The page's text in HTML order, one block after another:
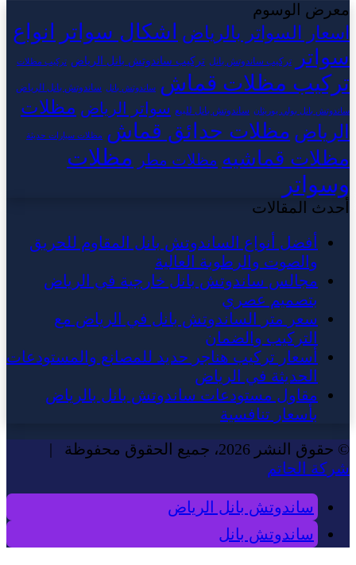
معرض الوسوم
اسعار السواتر بالرياض اشكال سواتر
انواع
سواتر
تركيب ساندوتش بانل تركيب ساندوتش بانل الرياض تركيب مظلات
تركيب مظلات قماش ساندوتش بانل ساندوتش بانل الرياض
ساندوتش بانل بولي يوريثان ساندوتش بانل للبيع سواتر الرياض مظلات
الرياض مظلات حدائق قماش مظلات سيارات حديثة
مظلات قماشيه مظلات مطر مظلات
وسواتر
أحدث المقالات
أفضل أنواع الساندوتش بانل المقاوم للحريق
والصوت والرطوبة العالية
مجالس ساندوتش بانل خارجية في الرياض
بتصميم عصري
سعر متر الساندوتش بانل في الرياض مع
التركيب والضمان
أسعار تركيب هناجر حديد للمصانع والمستودعات
الحديثة في الرياض
مقاول مستودعات ساندوتش بانل بالرياض
بأسعار تنافسية
© حقوق النشر 2026، جميع الحقوق محفوظة |
شركة الحاتم
ساندوتش بانل الرياض
ساندوتش بانل